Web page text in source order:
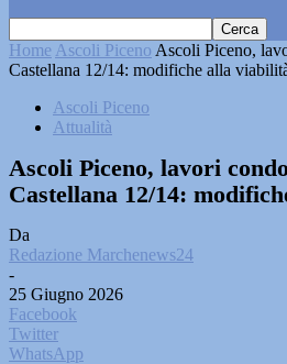
Home Ascoli Piceno Ascoli Piceno,
Castellana 12/14: modifiche alla
Ascoli Piceno
Attualità
Ascoli Piceno, lavori
Castellana 12/14:
Da
Redazione Marchenews24
-
25 Giugno 2026
Facebook
Twitter
WhatsApp